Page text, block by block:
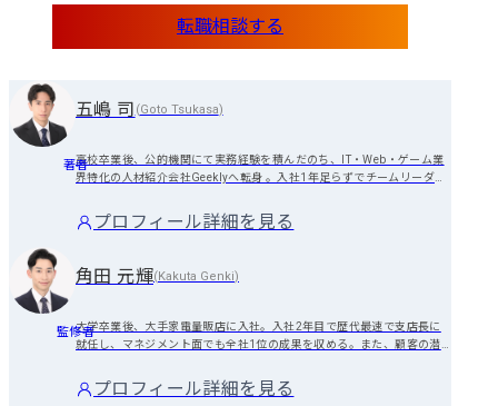
転職相談する
著者
五嶋 司(Goto Tsukasa)
高校卒業後、公的機関にて実務経験を積んだのち、IT・Web・ゲーム業
界特化の人材紹介会社Geeklyへ転身 。入社1年足らずでチームリーダー
けています 。
プロフィール詳細を見る
監修者
角田 元輝( Kakuta Genki)
大学卒業後、大手家電量販店に入社。入社2年目で歴代最速で支店長に
就任し、マネジメント面でも全社1位の成果を収める。また、顧客の潜
人の販売実績でも12カ月連続5000人中1位を獲得。その後、支援を通じ
て「人が持つ可能性を引き出し、未来につなげること」に強いやりがい
プロフィール詳細を見る